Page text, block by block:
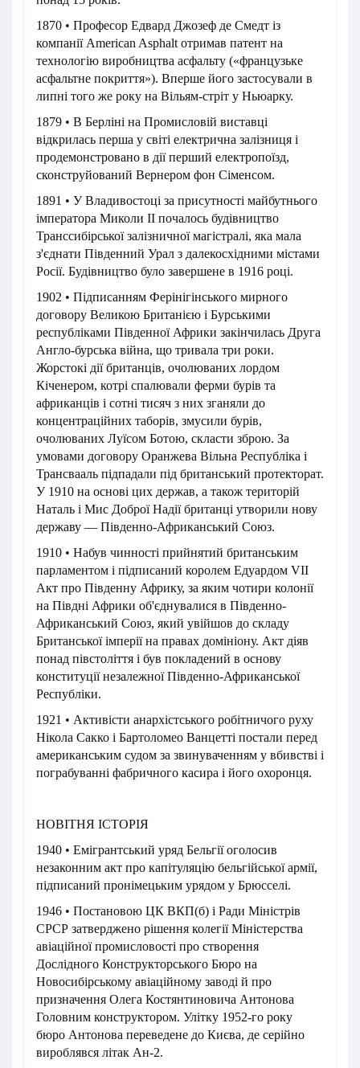
1870 • Професор Едвард Джозеф де Смедт із
компанії American Asphalt отримав патент на
технологію виробництва асфальту («французьке
асфальтне покриття»). Вперше його застосували в
липні того же року на Вільям-стріт у Ньюарку.
1879 • В Берліні на Промисловій виставці
відкрилась перша у світі електрична залізниця і
продемонстровано в дії перший електропоїзд,
сконструйований Вернером фон Сіменсом.
1891 • У Владивостоці за присутності майбутнього
імператора Миколи II почалось будівництво
Транссибірської залізничної магістралі, яка мала
з'єднати Південний Урал з далекосхідними містами
Росії. Будівництво було завершене в 1916 році.
1902 • Підписанням Ферінігінського мирного
договору Великою Британією і Бурськими
республіками Південної Африки закінчилась Друга
Англо-бурська війна, що тривала три роки.
Жорстокі дії британців, очолюваних лордом
Кіченером, котрі спалювали ферми бурів та
африканців і сотні тисяч з них зганяли до
концентраційних таборів, змусили бурів,
очолюваних Луїсом Ботою, скласти зброю. За
умовами договору Оранжева Вільна Республіка і
Трансвааль підпадали під британський протекторат.
У 1910 на основі цих держав, а також територій
Наталь і Мис Доброї Надії британці утворили нову
державу — Південно-Африканський Союз.
1910 • Набув чинності прийнятий британським
парламентом і підписаний королем Едуардом VII
Акт про Південну Африку, за яким чотири колонії
на Півдні Африки об'єднувалися в Південно-
Африканський Союз, який увійшов до складу
Британської імперії на правах домініону. Акт діяв
понад півстоліття і був покладений в основу
конституції незалежної Південно-Африканської
Республіки.
1921 • Активісти анархістського робітничого руху
Нікола Сакко і Бартоломео Ванцетті постали перед
американським судом за звинуваченням у вбивстві і
пограбуванні фабричного касира і його охоронця.
НОВІТНЯ ІСТОРІЯ
1940 • Емігрантський уряд Бельгії оголосив
незаконним акт про капітуляцію бельгійської армії,
підписаний пронімецьким урядом у Брюсселі.
1946 • Постановою ЦК ВКП(б) і Ради Міністрів
СРСР затверджено рішення колегії Міністерства
авіаційної промисловості про створення
Дослідного Конструкторського Бюро на
Новосибірському авіаційному заводі й про
призначення Олега Костянтиновича Антонова
Головним конструктором. Улітку 1952-го року
бюро Антонова переведене до Києва, де серійно
вироблявся літак Ан-2.